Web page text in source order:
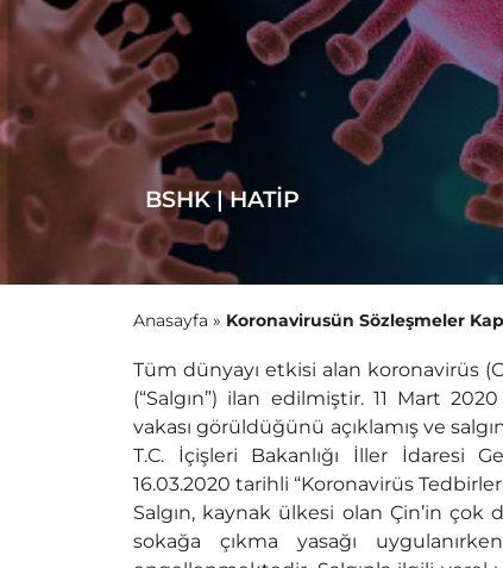
BSHK | HATİP
Anasayfa » Koronavirusün Sözleşmeler
Tüm dünyayı etkisi alan koronavirüs
(“Salgın”) ilan edilmiştir. 11 Mart
vakası görüldüğünü açıklamış ve
T.C. İçişleri Bakanlığı İller İdaresi
16.03.2020 tarihli “Koronavirüs
Salgın, kaynak ülkesi olan Çin’in çok
sokağa çıkma yasağı